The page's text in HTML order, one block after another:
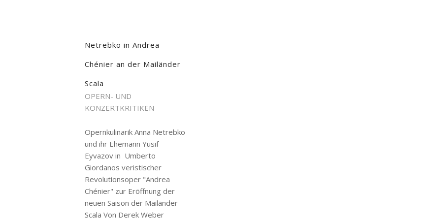
Netrebko in Andrea
Chénier an der Mailänder
Scala
OPERN- UND
KONZERTKRITIKEN
Opernkulinarik Anna Netrebko
und ihr Ehemann Yusif
Eyvazov in Umberto
Giordanos veristischer
Revolutionsoper "Andrea
Chénier" zur Eröffnung der
neuen Saison der Mailänder
Scala Von Derek Weber